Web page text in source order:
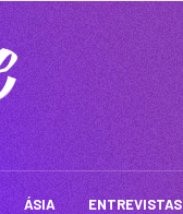
ÁSIA ENTREVISTAS